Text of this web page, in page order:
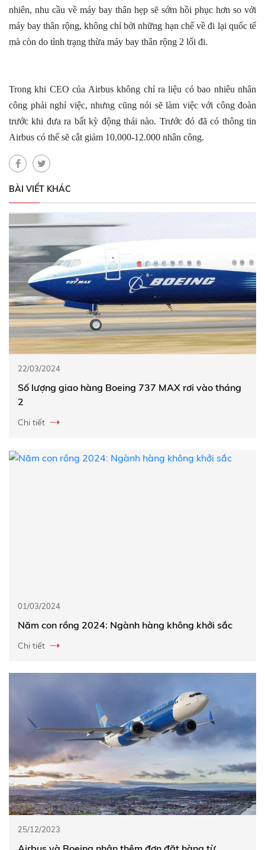
nhiên, nhu cầu về máy bay thân hẹp sẽ sớm hồi phục hơn so với
máy bay thân rộng, không chỉ bởi những hạn chế về đi lại quốc tế
mà còn do tình trạng thừa máy bay thân rộng 2 lối đi.
Trong khi CEO của Airbus không chỉ ra liệu có bao nhiêu nhân
công phải nghỉ việc, nhưng cũng nói sẽ làm việc với công đoàn
trước khi đưa ra bất kỳ động thái nào. Trước đó đã có thông tin
Airbus có thể sẽ cắt giảm 10.000-12.000 nhân công.
BÀI VIẾT KHÁC
22/03/2024
Số lượng giao hàng Boeing 737 MAX rơi vào tháng
2
Chi tiết
01/03/2024
Năm con rồng 2024: Ngành hàng không khởi sắc
Chi tiết
25/12/2023